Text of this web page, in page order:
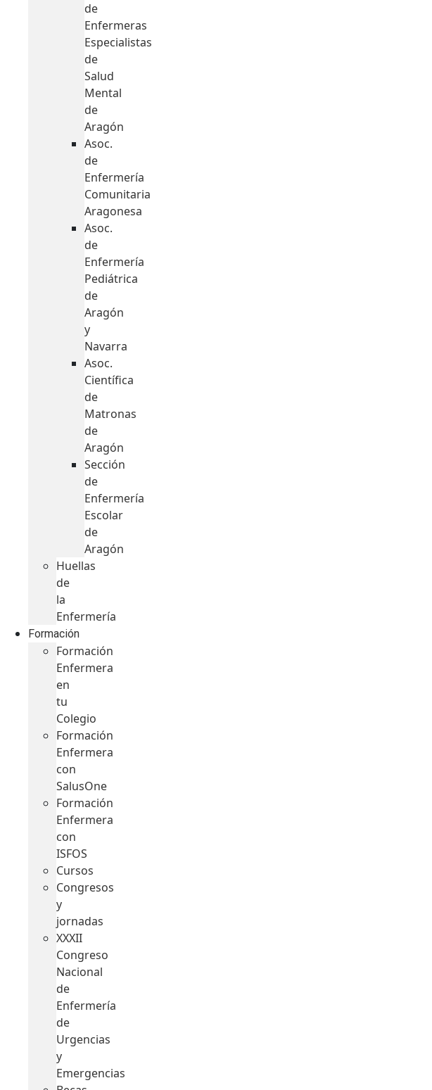
de
Enfermeras
Especialistas
de
Salud
Mental
de
Aragón
Asoc.
de
Enfermería
Comunitaria
Aragonesa
Asoc.
de
Enfermería
Pediátrica
de
Aragón
y
Navarra
Asoc.
Científica
de
Matronas
de
Aragón
Sección
de
Enfermería
Escolar
de
Aragón
Huellas
de
la
Enfermería
Formación
Formación
Enfermera
en
tu
Colegio
Formación
Enfermera
con
SalusOne
Formación
Enfermera
con
ISFOS
Cursos
Congresos
y
jornadas
XXXII
Congreso
Nacional
de
Enfermería
de
Urgencias
y
Emergencias